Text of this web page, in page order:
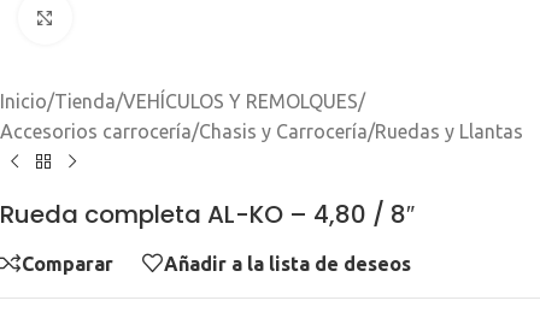
Inicio/Tienda/VEHÍCULOS Y REMOLQUES/
Accesorios carrocería/Chasis y Carrocería/Ruedas y Llantas
Rueda completa AL-KO – 4,80 / 8″
Comparar Añadir a la lista de deseos